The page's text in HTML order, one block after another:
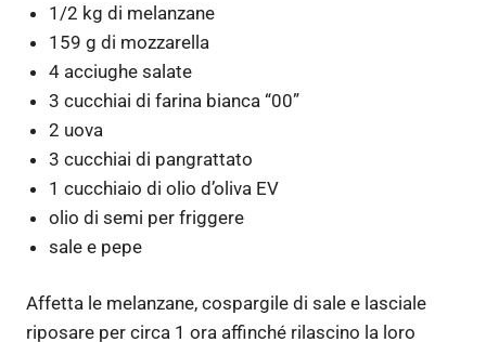
1/2 kg di melanzane
159 g di mozzarella
4 acciughe salate
3 cucchiai di farina bianca “00”
2 uova
3 cucchiai di pangrattato
1 cucchiaio di olio d’oliva EV
olio di semi per friggere
sale e pepe
Affetta le melanzane, cospargile di sale e lasciale
riposare per circa 1 ora affinché rilascino la loro